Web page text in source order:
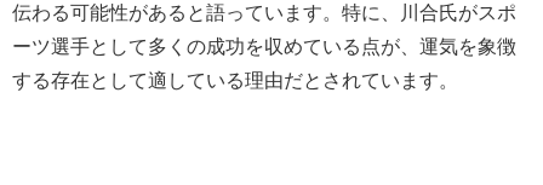
伝わる可能性があると語っています。特に、川合氏がスポ
ーツ選手として多くの成功を収めている点が、運気を象徴
する存在として適している理由だとされています。